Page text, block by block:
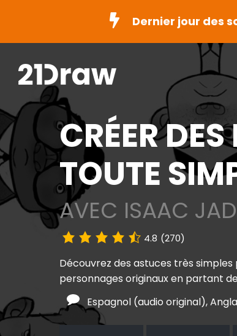
Dernier jour des
CRÉER
TOUTE
AVEC ISAAC
4.8 (270)
Découvrez des astuces très
personnages originaux en partant
Espagnol (audio original),